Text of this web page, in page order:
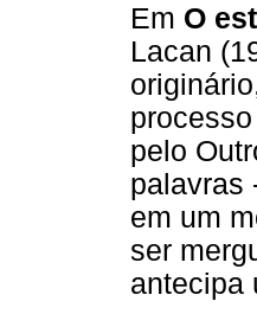
Em O
Lacan
pelo
palavras
em um
ser
antecipa